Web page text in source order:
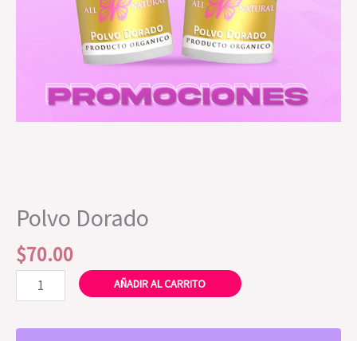
Polvo Dorado
$70.00
AÑADIR AL CARRITO